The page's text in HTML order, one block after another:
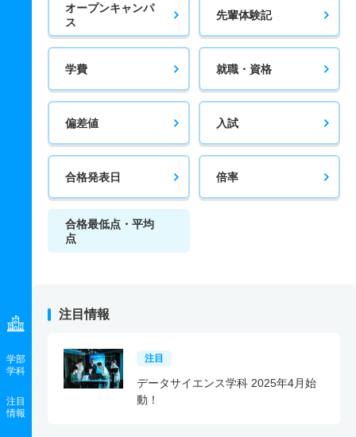
学部
学科
注目
情報
オープンキャンパ
ス
先輩体験記
学費 就職・資格
偏差値 入試
合格発表日 倍率
合格最低点・平均
点
注目情報
注目
データサイエンス学科 2025年4月始
動！